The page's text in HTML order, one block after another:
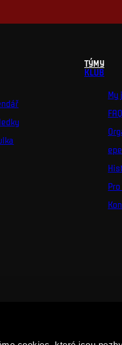
TÝMY
KLUB
My
FAQ